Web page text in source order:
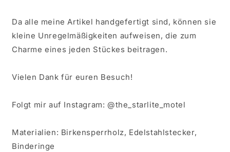
Da alle meine Artikel handgefertigt sind, können sie
kleine Unregelmäßigkeiten aufweisen, die zum
Charme eines jeden Stückes beitragen.
Vielen Dank für euren Besuch!
Folgt mir auf Instagram: @the_starlite_motel
Materialien: Birkensperrholz, Edelstahlstecker,
Binderinge